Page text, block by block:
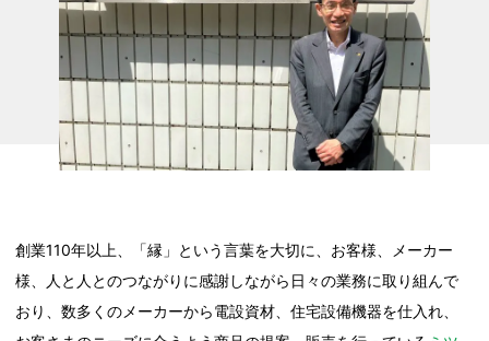
創業110年以上、「縁」という言葉を大切に、お客様、メーカー
様、人と人とのつながりに感謝しながら日々の業務に取り組んで
おり、数多くのメーカーから電設資材、住宅設備機器を仕入れ、